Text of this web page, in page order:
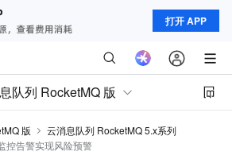
打开 APP
队列 RocketMQ 版
版
云消息队列 RocketMQ 5.x系列
控告警实现风险预警